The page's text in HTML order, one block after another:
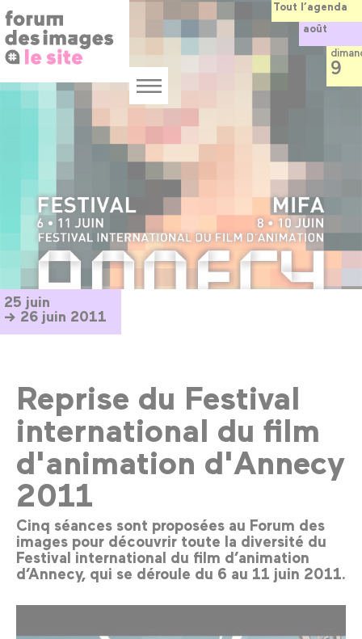
Panneau de gestion des cookies
au
contenu
principal
Menu
25 juin
→ 26 juin 2011
Reprise du Festival
international du film
d'animation d'Annecy
2011
Cinq séances sont proposées au Forum des
images pour découvrir toute la diversité du
Festival international du film d’animation
d’Annecy, qui se déroule du 6 au 11 juin 2011.
Tout l’agenda
août
9